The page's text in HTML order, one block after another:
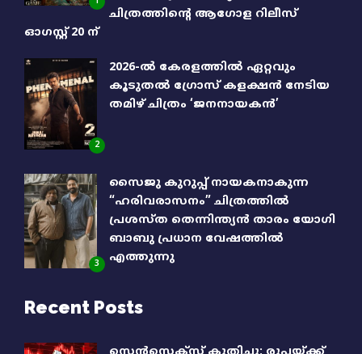
ചിത്രത്തിൻ്റെ ആഗോള റിലീസ്
ഓഗസ്റ്റ് 20 ന്
2
2026-ൽ കേരളത്തിൽ ഏറ്റവും
കൂടുതൽ ഗ്രോസ് കളക്ഷൻ നേടിയ
തമിഴ് ചിത്രം ‘ജനനായകൻ’
3
സൈജു കുറുപ്പ് നായകനാകുന്ന
“ഹരിവരാസനം” ചിത്രത്തിൽ
പ്രശസ്ത തെന്നിന്ത്യൻ താരം യോഗി
ബാബു പ്രധാന വേഷത്തിൽ
എത്തുന്നു
Recent Posts